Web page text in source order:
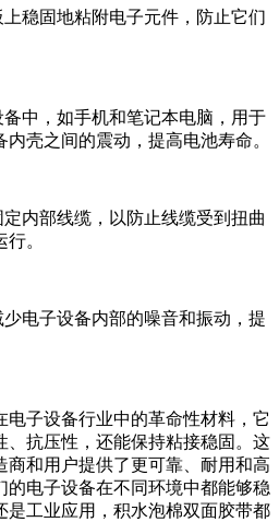
稳固地粘附电子元件，防止它们
中，如手机和笔记本电脑，用于
壳之间的震动，提高电池寿命。
内部线缆，以防止线缆受到扭曲
。
电子设备内部的噪音和振动，提
子设备行业中的革命性材料，它
、抗压性，还能保持粘接稳固。这
商和用户提供了更可靠、耐用和高
的电子设备在不同环境中都能够稳
是工业应用，积水泡棉双面胶带都